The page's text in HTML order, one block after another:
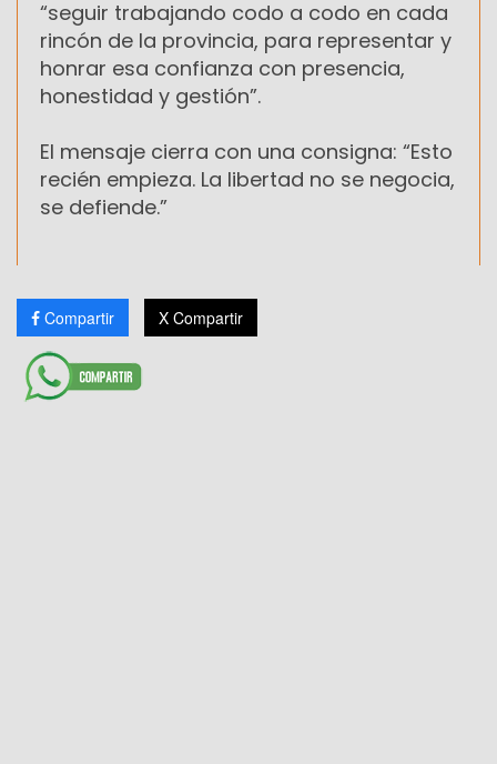
“seguir trabajando codo a codo en cada
rincón de la provincia, para representar y
honrar esa confianza con presencia,
honestidad y gestión”.
El mensaje cierra con una consigna: “Esto
recién empieza. La libertad no se negocia,
se defiende.”
Compartir X Compartir